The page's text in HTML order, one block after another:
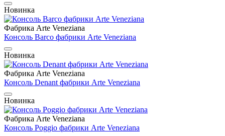
Новинка
Фабрика Arte Veneziana
Консоль Barco фабрики Arte Veneziana
Новинка
Фабрика Arte Veneziana
Консоль Denant фабрики Arte Veneziana
Новинка
Фабрика Arte Veneziana
Консоль Poggio фабрики Arte Veneziana